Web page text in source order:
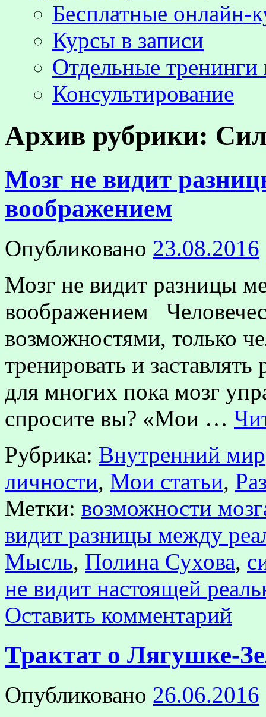
Бесплатные онлайн-
Курсы в записи
Отдельные тренинги
Консультирование
Архив рубрики:
Мозг не видит
воображением
Опубликовано 23.08.2016
Мозг не видит разницы
воображением
возможностями, только
тренировать и
для многих пока мозг
спросите вы? «Мои …
Рубрика: Внутренний мир
личности, Мои статьи,
Метки: возможности
видит разницы между
Мысль, Полина Сухова,
не видит настоящей
Оставить комментарий
Трактат о Лягушке-
Опубликовано 26.06.2016